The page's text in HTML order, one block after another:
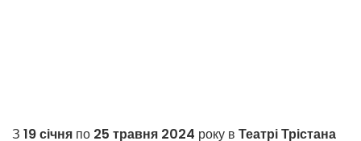
З 19 січня по 25 травня 2024 року в Театрі Трістана